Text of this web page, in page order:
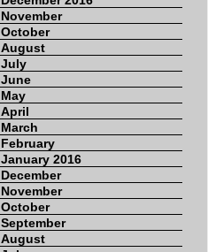
November
October
August
July
June
May
April
March
February
January 2016
December
November
October
September
August